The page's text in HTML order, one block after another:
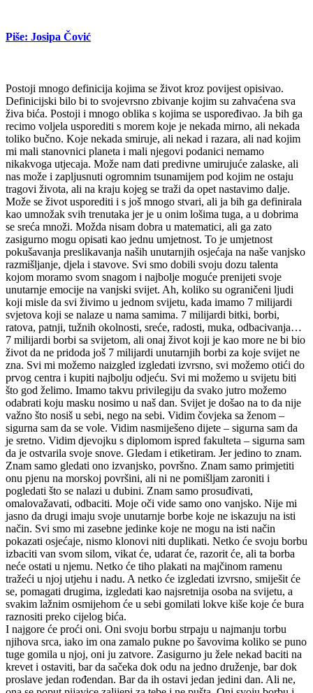
Piše: Josipa Čović
Postoji mnogo definicija kojima se život kroz povijest opisivao.
Definicijski bilo bi to svojevrsno zbivanje kojim su zahvaćena sva
živa bića. Postoji i mnogo oblika s kojima se uspoređivao. Ja bih ga
recimo voljela usporediti s morem koje je nekada mirno, ali nekada
toliko bučno. Koje nekada smiruje, ali nekad i razara, ali nad kojim
mi mali stanovnici planeta i mali njegovi podanici nemamo
nikakvoga utjecaja. Može nam dati predivne umirujuće zalaske, ali
nas može i zapljusnuti ogromnim tsunamijem pod kojim ne ostaju
tragovi života, ali na kraju kojeg se traži da opet nastavimo dalje.
Može se život usporediti i s još mnogo stvari, ali ja bih ga definirala
kao umnožak svih trenutaka jer je u onim lošima tuga, a u dobrima
se sreća množi. Možda nisam dobra u matematici, ali ga zato
zasigurno mogu opisati kao jednu umjetnost. To je umjetnost
pokušavanja preslikavanja naših unutarnjih osjećaja na naše vanjsko
razmišljanje, djela i stavove. Svi smo dobili svoju dozu talenta
kojom moramo svom snagom i najbolje moguće prenijeti svoje
unutarnje emocije na vanjski svijet. Ah, koliko su ograničeni ljudi
koji misle da svi živimo u jednom svijetu, kada imamo 7 milijardi
svjetova koji se nalaze u nama samima. 7 milijardi bitki, borbi,
ratova, patnji, tužnih okolnosti, sreće, radosti, muka, odbacivanja…
7 milijardi borbi sa svijetom, ali onaj život koji je kao more ne bi bio
život da ne pridoda još 7 milijardi unutarnjih borbi za koje svijet ne
zna. Svi mi možemo naizgled izgledati izvrsno, svi možemo otići do
prvog centra i kupiti najbolju odjeću. Svi mi možemo u svijetu biti
što god želimo. Imamo takvu privilegiju da svako jutro možemo
odabrati koju masku nosimo u naš dan. Svijet je došao na to da nije
važno što nosiš u sebi, nego na sebi. Vidim čovjeka sa ženom –
sigurna sam da se vole. Vidim nasmiješeno dijete – sigurna sam da
je sretno. Vidim djevojku s diplomom ispred fakulteta – sigurna sam
da je ostvarila svoje snove. Gledam i etiketiram. Jer jedino to znam.
Znam samo gledati ono izvanjsko, površno. Znam samo primjetiti
onu pjenu na morskoj površini, ali ni ne pomišljam zaroniti i
pogledati što se nalazi u dubini. Znam samo prosuđivati,
omalovažavati, odbaciti. Moje oči vide samo ono vanjsko. Nije mi
jasno da drugi imaju svoje unutarnje borbe koje ne iskazuju na isti
način. Svi smo mi zasebne jedinke koje ne mogu na isti način
pokazati osjećaje, nismo klonovi niti duplikati. Netko će svoju borbu
izbaciti van svom silom, vikat će, udarat će, razorit će, ali ta borba
neće ostati u njemu. Netko će tiho plakati na majčinom ramenu
tražeći u njoj utjehu i nadu. A netko će izgledati izvrsno, smiješit će
se, pomagati drugima, izgledati kao najsretnija osoba na svijetu, a
svakim lažnim osmijehom će u sebi gomilati lokve kiše koje će bura
raznositi preko cijelog bića.
I najgore će proći oni. Oni svoju borbu strpaju u najmanju torbu
njihova srca, iako im ona zamalo pukne po šavovima koliko se puno
tuge gomila u njoj, oni ju zatvore. Zasigurno ju žele nekad baciti na
krevet i ostaviti, bar da sačeka dok odu na jedno druženje, bar dok
proslave jedan rođendan. Bar da ih ostavi jedan jedini dan. Ali ne,